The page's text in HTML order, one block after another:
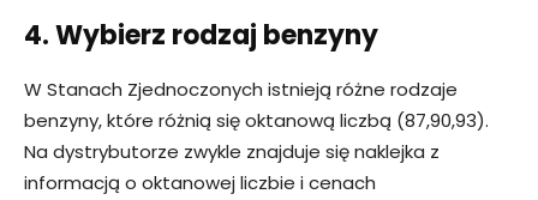
4. Wybierz rodzaj benzyny
W Stanach Zjednoczonych istnieją różne rodzaje
benzyny, które różnią się oktanową liczbą (87,90,93).
Na dystrybutorze zwykle znajduje się naklejka z
informacją o oktanowej liczbie i cenach